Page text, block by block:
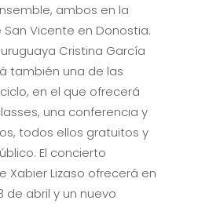
ambos en la
Vicente en Donostia.
Cristina García
también una de las
en el que ofrecerá
una conferencia y
todos ellos gratuitos y
El concierto
Xabier Lizaso ofrecerá en
de abril y un nuevo